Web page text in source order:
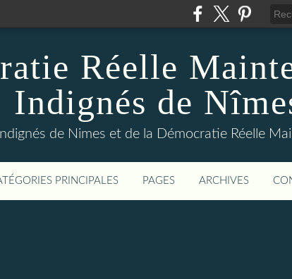
Réelle
Indignés de
de Nimes et de la Démocratie Réelle
PRINCIPALES PAGES ARCHIVES